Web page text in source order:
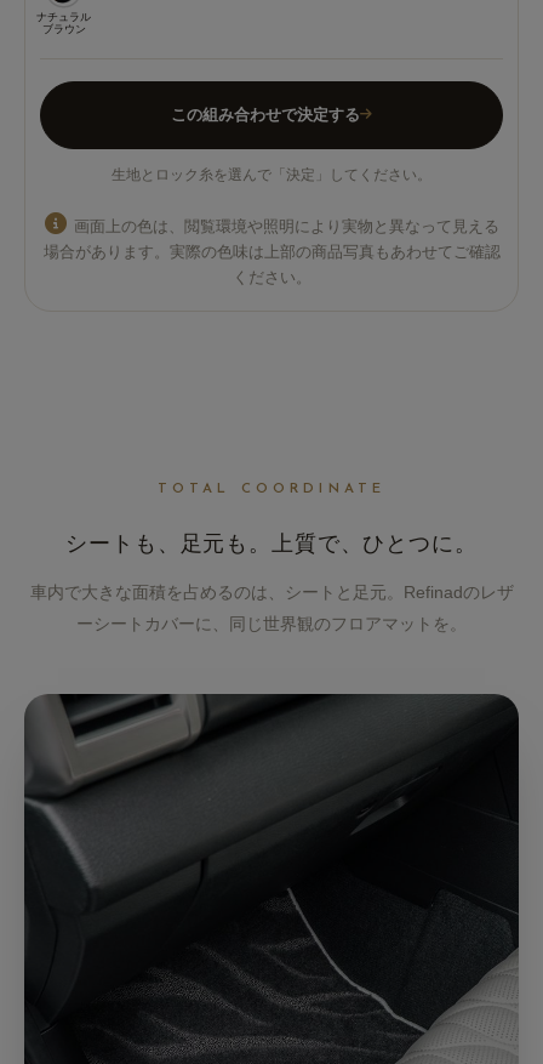
ナチュラル
ブラウン
この組み合わせで決定する
生地とロック糸を選んで「決定」してください。
画面上の色は、閲覧環境や照明により実物と異なって見える
場合があります。実際の色味は上部の商品写真もあわせてご確認
ください。
TOTAL COORDINATE
シートも、足元も。 上質で、ひとつに。
車内で大きな面積を占めるのは、シートと足元。Refinadのレザ
ーシートカバーに、同じ世界観のフロアマットを。